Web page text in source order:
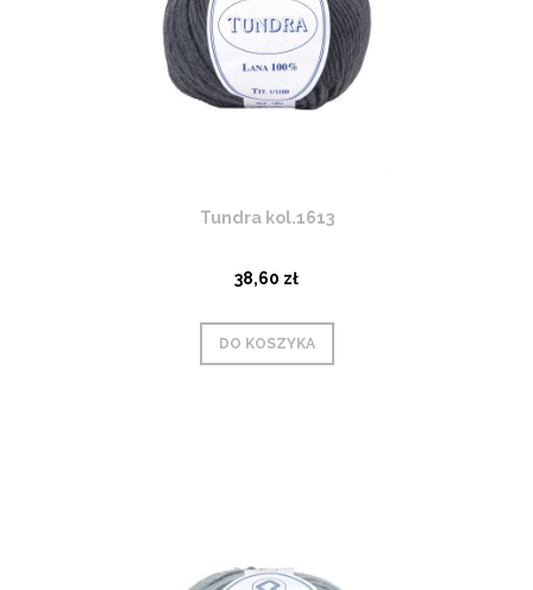
Tundra kol.1613
38,60 zł
DO KOSZYKA